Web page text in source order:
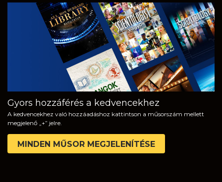
MŰSORNÉZÉS
A SOROZAT
RÉSZEI
Gyors hozzáférés a kedvencekhez
A kedvencekhez való hozzáadáshoz kattintson a műsorszám mellett
megjelenő „+” jelre.
MINDEN MŰSOR MEGJELENÍTÉSE